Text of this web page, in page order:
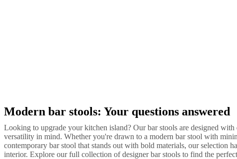
Next
GrisNoirVert Marron BlancBeigeBleuGris
foncéCuirBoisMétal Tissu
Modern bar stools: Your questions answered
Looking to upgrade your kitchen island? Our bar stools are designed with
versatility in mind. Whether you're drawn to a modern bar stool with
contemporary bar stool that stands out with bold materials, our selection
interior. Explore our full collection of designer bar stools to find the